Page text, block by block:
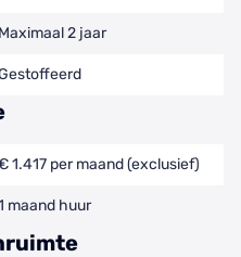
Maximaal 2 jaar
1.417 per maand (exclusief)
maand huur